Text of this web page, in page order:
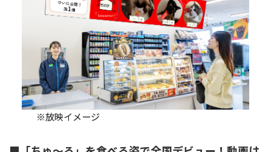
※放映イメージ